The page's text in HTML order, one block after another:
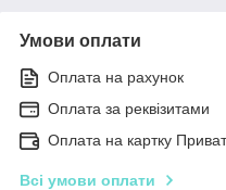
Умови оплати
Оплата на рахунок
Оплата за реквізитами
Оплата на картку
Всі умови оплати